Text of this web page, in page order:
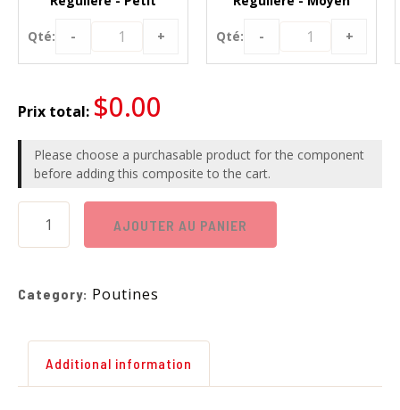
Qté: - + Qté: - +
Prix total: $0.00
Please choose a purchasable product for the component
before adding this composite to the cart.
AJOUTER AU PANIER
Category: Poutines
Additional information